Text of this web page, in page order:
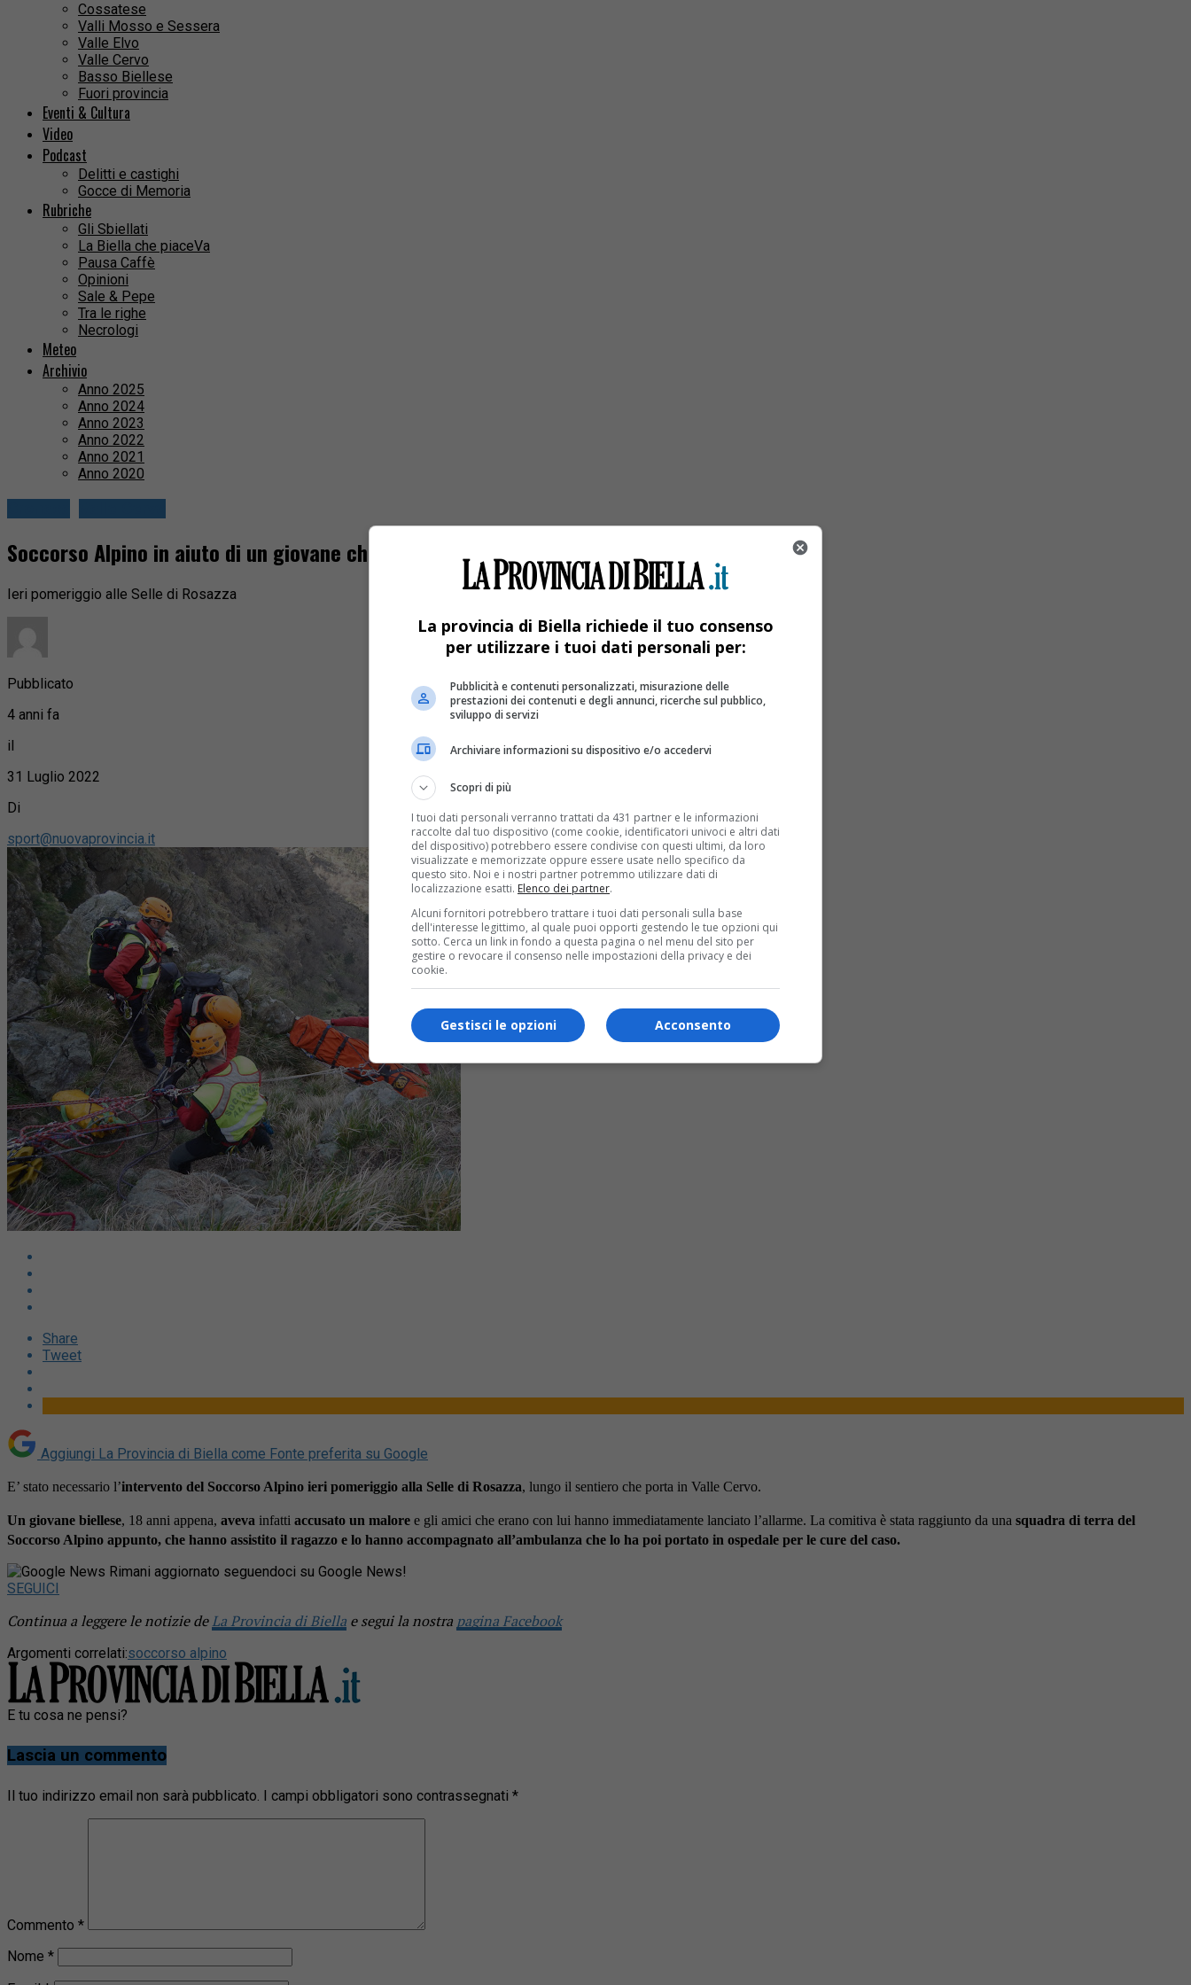
Cossatese
Valli Mosso e Sessera
Valle Elvo
Valle Cervo
Basso Biellese
Fuori provincia
Eventi & Cultura
Video
Podcast
Delitti e castighi
Gocce di Memoria
Rubriche
Gli Sbiellati
La Biella che piaceVa
Pausa Caffè
Opinioni
Sale & Pepe
Tra le righe
Necrologi
Meteo
Archivio
Anno 2025
Anno 2024
Anno 2023
Anno 2022
Anno 2021
Anno 2020
Soccorso Alpino in aiuto di un giovane che ha accusato un malore
Ieri pomeriggio alle Selle di Rosazza
Pubblicato
4 anni fa
il
31 Luglio 2022
Di
sport@nuovaprovincia.it
Share
Tweet
Aggiungi La Provincia di Biella come Fonte preferita su Google
E’ stato necessario l’intervento del Soccorso Alpino ieri pomeriggio alla Selle di Rosazza, lungo il sentiero che porta in Valle Cervo.
Un giovane biellese, 18 anni appena, aveva infatti accusato un malore e gli amici che erano con lui hanno immediatamente lanciato l’allarme. La comitiva è stata raggiunto da una squadra di terra del
Soccorso Alpino appunto, che hanno assistito il ragazzo e lo hanno accompagnato all’ambulanza che lo ha poi portato in ospedale per le cure del caso.
Rimani aggiornato seguendoci su Google News!
SEGUICI
Continua a leggere le notizie deLa Provincia di Biella e segui la nostra pagina Facebook
Argomenti correlati:soccorso alpino
E tu cosa ne pensi?
Lascia un commento
Il tuo indirizzo email non sarà pubblicato. I campi obbligatori sono contrassegnati *
Commento *
Nome *
La provincia di Biella richiede il tuo consenso
per utilizzare i tuoi dati personali per:
Pubblicità e contenuti personalizzati, misurazione delle
prestazioni dei contenuti e degli annunci, ricerche sul pubblico,
sviluppo di servizi
Archiviare informazioni su dispositivo e/o accedervi
Scopri di più
I tuoi dati personali verranno trattati da 431 partner e le informazioni
raccolte dal tuo dispositivo (come cookie, identificatori univoci e altri dati
del dispositivo) potrebbero essere condivise con questi ultimi, da loro
visualizzate e memorizzate oppure essere usate nello specifico da
questo sito. Noi e i nostri partner potremmo utilizzare dati di
localizzazione esatti. Elenco dei partner.
Alcuni fornitori potrebbero trattare i tuoi dati personali sulla base
dell'interesse legittimo, al quale puoi opporti gestendo le tue opzioni qui
sotto. Cerca un link in fondo a questa pagina o nel menu del sito per
gestire o revocare il consenso nelle impostazioni della privacy e dei
cookie.
Acconsento
Gestisci le opzioni